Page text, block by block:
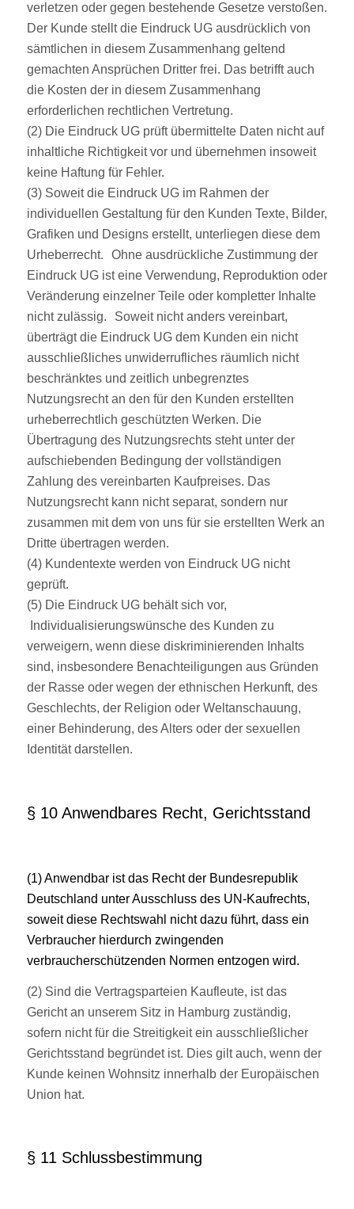
verletzen oder gegen bestehende Gesetze verstoßen.
Der Kunde stellt die Eindruck UG ausdrücklich von
sämtlichen in diesem Zusammenhang geltend
gemachten Ansprüchen Dritter frei. Das betrifft auch
die Kosten der in diesem Zusammenhang
erforderlichen rechtlichen Vertretung.
(2) Die Eindruck UG prüft übermittelte Daten nicht auf
inhaltliche Richtigkeit vor und übernehmen insoweit
keine Haftung für Fehler.
(3) Soweit die Eindruck UG im Rahmen der
individuellen Gestaltung für den Kunden Texte, Bilder,
Grafiken und Designs erstellt, unterliegen diese dem
Urheberrecht. Ohne ausdrückliche Zustimmung der
Eindruck UG ist eine Verwendung, Reproduktion oder
Veränderung einzelner Teile oder kompletter Inhalte
nicht zulässig. Soweit nicht anders vereinbart,
überträgt die Eindruck UG dem Kunden ein nicht
ausschließliches unwiderrufliches räumlich nicht
beschränktes und zeitlich unbegrenztes
Nutzungsrecht an den für den Kunden erstellten
urheberrechtlich geschützten Werken. Die
Übertragung des Nutzungsrechts steht unter der
aufschiebenden Bedingung der vollständigen
Zahlung des vereinbarten Kaufpreises. Das
Nutzungsrecht kann nicht separat, sondern nur
zusammen mit dem von uns für sie erstellten Werk an
Dritte übertragen werden.
(4) Kundentexte werden von Eindruck UG nicht
geprüft.
(5) Die Eindruck UG behält sich vor,
Individualisierungswünsche des Kunden zu
verweigern, wenn diese diskriminierenden Inhalts
sind, insbesondere Benachteiligungen aus Gründen
der Rasse oder wegen der ethnischen Herkunft, des
Geschlechts, der Religion oder Weltanschauung,
einer Behinderung, des Alters oder der sexuellen
Identität darstellen.
§ 10 Anwendbares Recht, Gerichtsstand
(1) Anwendbar ist das Recht der Bundesrepublik
Deutschland unter Ausschluss des UN-Kaufrechts,
soweit diese Rechtswahl nicht dazu führt, dass ein
Verbraucher hierdurch zwingenden
verbraucherschützenden Normen entzogen wird.
(2) Sind die Vertragsparteien Kaufleute, ist das
Gericht an unserem Sitz in Hamburg zuständig,
sofern nicht für die Streitigkeit ein ausschließlicher
Gerichtsstand begründet ist. Dies gilt auch, wenn der
Kunde keinen Wohnsitz innerhalb der Europäischen
Union hat.
§ 11 Schlussbestimmung